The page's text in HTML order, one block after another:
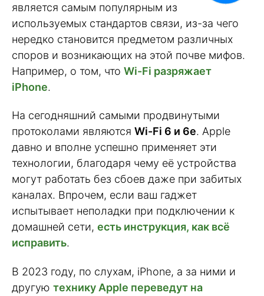
является самым популярным из
используемых стандартов связи, из-за чего
нередко становится предметом различных
споров и возникающих на этой почве мифов.
Например, о том, что Wi-Fi разряжает
iPhone.
На сегодняшний самыми продвинутыми
протоколами являются Wi-Fi 6 и 6e. Apple
давно и вполне успешно применяет эти
технологии, благодаря чему её устройства
могут работать без сбоев даже при забитых
каналах. Впрочем, если ваш гаджет
испытывает неполадки при подключении к
домашней сети, есть инструкция, как всё
исправить.
В 2023 году, по слухам, iPhone, а за ними и
другую технику Apple переведут на